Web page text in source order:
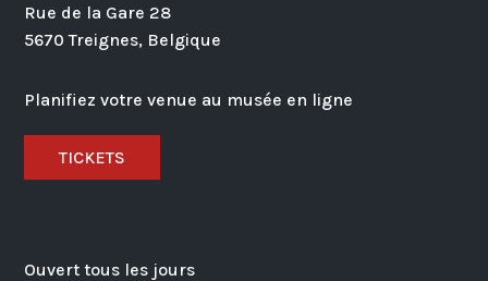
Rue de la Gare 28
5670 Treignes, Belgique
Planifiez votre venue au musée en ligne
TICKETS
Ouvert tous les jours